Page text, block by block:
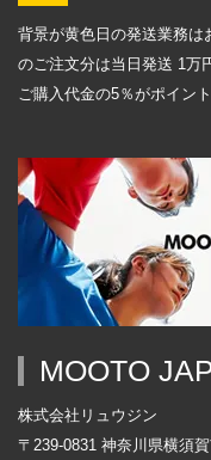
MOOTO
株式会社リュウジン
〒239-0831 神奈川県横須
背景が黄色日の発送業務は
のご注文分は当日発送 1万
ご購入代金の5％がポイン